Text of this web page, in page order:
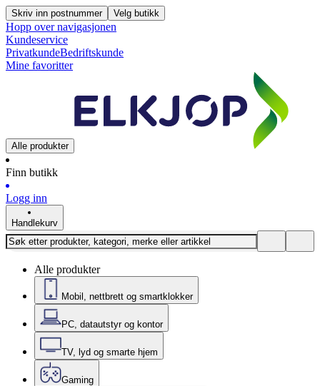
Skriv inn postnummer Velg butikk
Hopp over navigasjonen
Kundeservice
PrivatkundeBedriftskunde
Mine favoritter
Alle produkter
Finn butikk
Logg inn
Handlekurv
Alle produkter
Mobil, nettbrett og smartklokker
PC, datautstyr og kontor
TV, lyd og smarte hjem
Gaming